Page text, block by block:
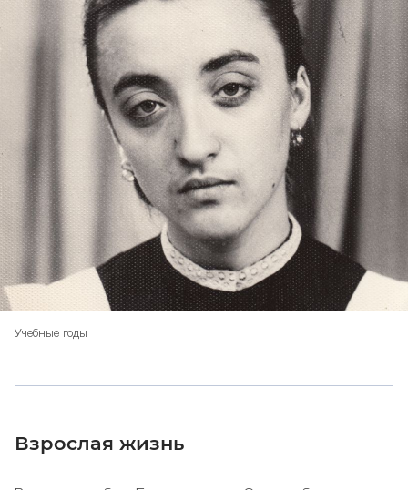
Учебные годы
Взрослая жизнь